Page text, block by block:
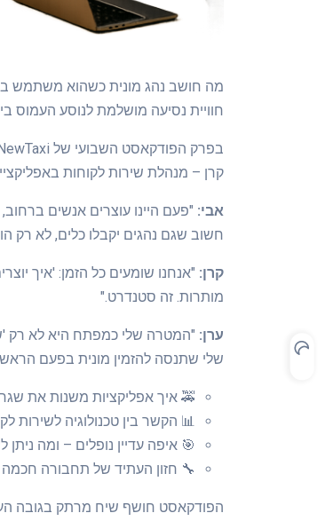
מה חושב נהג מונית כשהוא משתמש
חוויית נסיעה מושלמת לנוסע העמוס
קרן – מנהלת שירות לקוחות
אבי: "פעם היינו עוצרים אנשים
חשוב שגם נהגים יקבלו כלים, לא רק
קרן: "אנחנו שומעים כל הזמן: 'איך
מותרות. זה סטנדרט."
ערן: "המטרה שלי כמפתח היא לא רק
שלי שתנסה להזמין מונית בפעם
🚕 איך אפליקציות משנות את
📊 הקשר בין טכנולוגיה לשירות
🎯 איפה עדיין נופלים – ומה ניתן
🔧 חזון העתיד של תחבורה
הפודקאסט חושף שיח מרתק בגובה